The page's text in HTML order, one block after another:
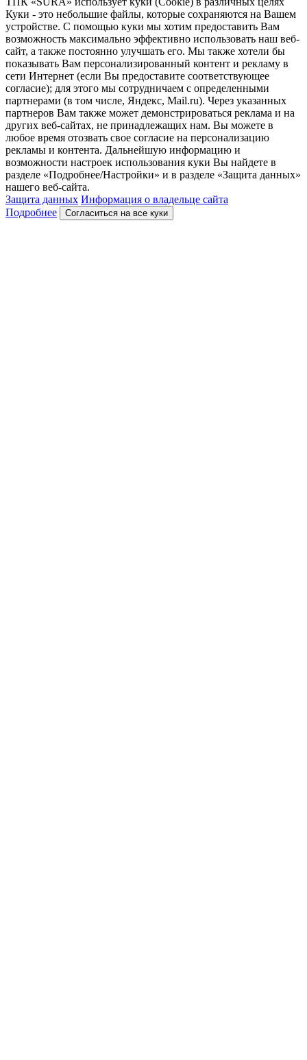
Куки - это небольшие файлы, которые сохраняются на Вашем
устройстве. С помощью куки мы хотим предоставить Вам
возможность максимально эффективно использовать наш веб-
сайт, а также постоянно улучшать его. Мы также хотели бы
показывать Вам персонализированный контент и рекламу в
сети Интернет (если Вы предоставите соответствующее
согласие); для этого мы сотрудничаем с определенными
партнерами (в том числе, Яндекс, Mail.ru). Через указанных
партнеров Вам также может демонстрироваться реклама и на
других веб-сайтах, не принадлежащих нам. Вы можете в
любое время отозвать свое согласие на персонализацию
рекламы и контента. Дальнейшую информацию и
возможности настроек использования куки Вы найдете в
разделе «Подробнее/Настройки» и в разделе «Защита данных»
нашего веб-сайта.
Защита данных Информация о владельце сайта
Подробнее
Согласиться на все куки